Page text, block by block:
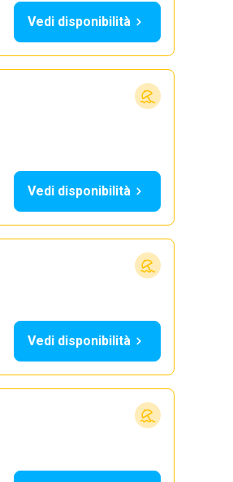
Vedi disponibilità
Vedi disponibilità
Vedi disponibilità